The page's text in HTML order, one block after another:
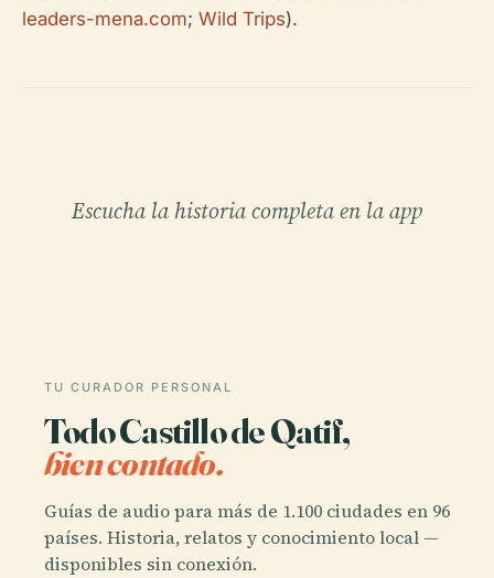
leaders-mena.com; Wild Trips).
Escucha la historia completa en la app
TU CURADOR PERSONAL
Todo Castillo de Qatif,
bien contado.
Guías de audio para más de 1.100 ciudades en 96
países. Historia, relatos y conocimiento local —
disponibles sin conexión.